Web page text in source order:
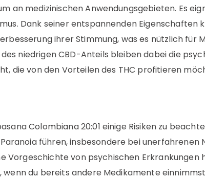
an medizinischen Anwendungsgebieten. Es
Dank seiner entspannenden
ihrer Stimmung, was es nützlich
niedrigen CBD-Anteils bleiben dabei die
die von den Vorteilen des THC profitieren
Colombiana 20:01 einige Risiken zu
führen, insbesondere bei unerfahrenen
Vorgeschichte von psychischen
du bereits andere Medikamente